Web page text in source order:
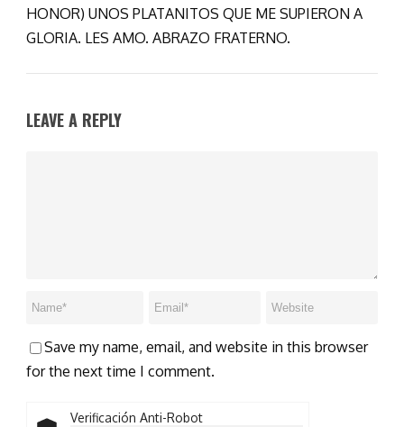
HONOR) UNOS PLATANITOS QUE ME SUPIERON A
GLORIA. LES AMO. ABRAZO FRATERNO.
LEAVE A REPLY
Save my name, email, and website in this browser
for the next time I comment.
Verificación Anti-Robot